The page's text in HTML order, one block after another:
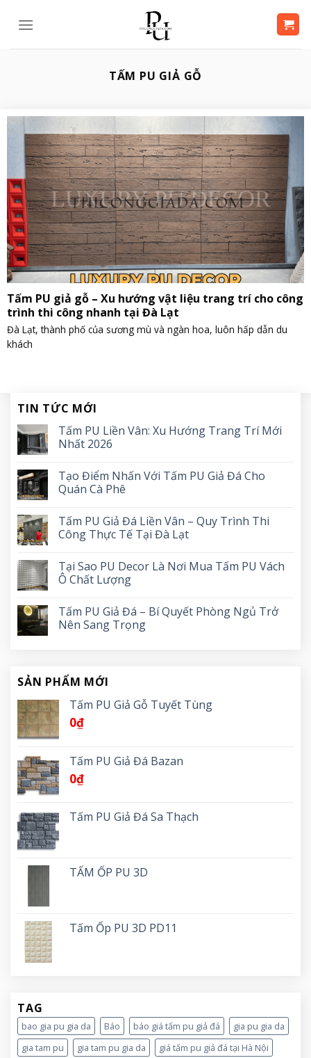
TẤM PU GIẢ GỖ
Tấm PU giả gỗ – Xu hướng vật liệu trang trí cho công
trình thi công nhanh tại Đà Lạt
Đà Lạt, thành phố của sương mù và ngàn hoa, luôn hấp dẫn du
khách
TIN TỨC MỚI
Tấm PU Liền Vân: Xu Hướng Trang Trí Mới
Nhất 2026
Tạo Điểm Nhấn Với Tấm PU Giả Đá Cho
Quán Cà Phê
Tấm PU Giả Đá Liền Vân – Quy Trình Thi
Công Thực Tế Tại Đà Lạt
Tại Sao PU Decor Là Nơi Mua Tấm PU Vách
Ô Chất Lượng
Tấm PU Giả Đá – Bí Quyết Phòng Ngủ Trở
Nên Sang Trọng
SẢN PHẨM MỚI
Tấm PU Giả Gỗ Tuyết Tùng
0₫
Tấm PU Giả Đá Bazan
0₫
Tấm PU Giả Đá Sa Thạch
TẤM ỐP PU 3D
Tấm Ốp PU 3D PD11
TAG
bao gia pu gia da Báo báo giá tấm pu giả đá
gia pu gia da
gia tam pu
gia tam pu gia da
giá tấm pu giả đá tại Hà Nội